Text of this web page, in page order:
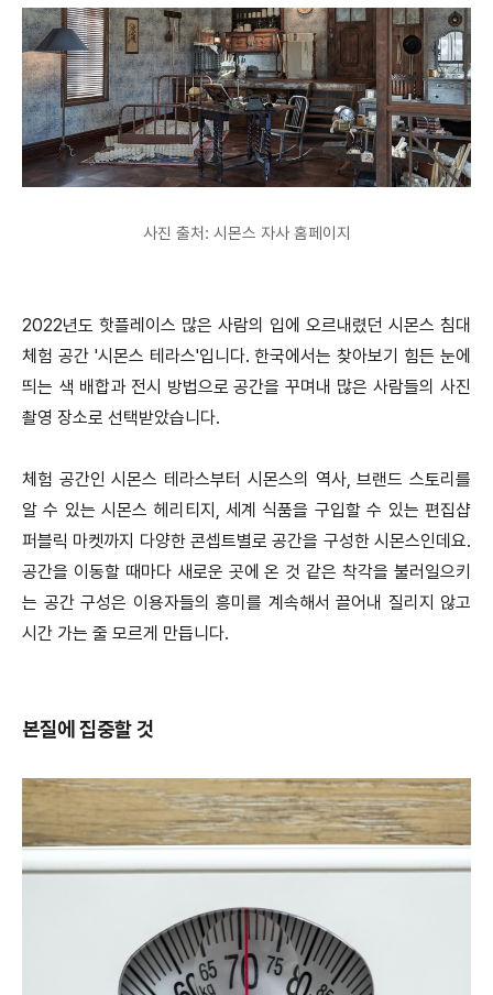
사진 출처: 시몬스 자사 홈페이지
2022년도 핫플레이스 많은 사람의 입에 오르내렸던 시몬스 침대
체험 공간 '시몬스 테라스'입니다. 한국에서는 찾아보기 힘든 눈에
띄는 색 배합과 전시 방법으로 공간을 꾸며내 많은 사람들의 사진
촬영 장소로 선택받았습니다.
체험 공간인 시몬스 테라스부터 시몬스의 역사, 브랜드 스토리를
알 수 있는 시몬스 헤리티지, 세계 식품을 구입할 수 있는 편집샵
퍼블릭 마켓까지 다양한 콘셉트별로 공간을 구성한 시몬스인데요.
공간을 이동할 때마다 새로운 곳에 온 것 같은 착각을 불러일으키
는 공간 구성은 이용자들의 흥미를 계속해서 끌어내 질리지 않고
시간 가는 줄 모르게 만듭니다.
본질에 집중할 것